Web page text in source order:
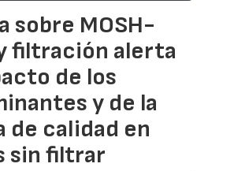
sobre MOSH-
filtración alerta
de los
y de la
de calidad en
sin filtrar